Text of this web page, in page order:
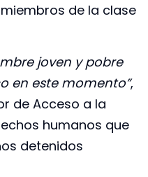
de la clase
joven y pobre
en este momento”,
de Acceso a la
humanos que
detenidos